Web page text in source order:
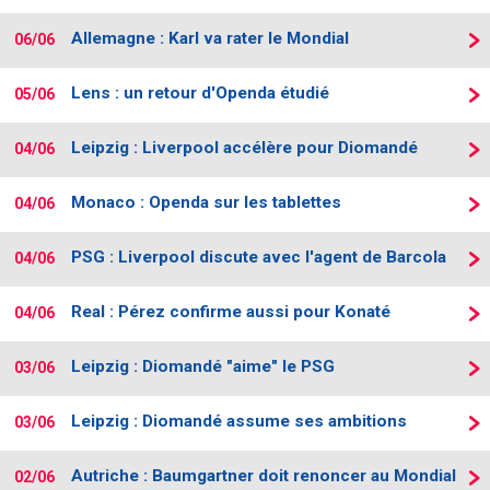
06/06 Allemagne : Karl va rater le Mondial
05/06 Lens : un retour d'Openda étudié
04/06 Leipzig : Liverpool accélère pour Diomandé
04/06 Monaco : Openda sur les tablettes
04/06 PSG : Liverpool discute avec l'agent de Barcola
04/06 Real : Pérez confirme aussi pour Konaté
03/06 Leipzig : Diomandé "aime" le PSG
03/06 Leipzig : Diomandé assume ses ambitions
02/06 Autriche : Baumgartner doit renoncer au Mondial